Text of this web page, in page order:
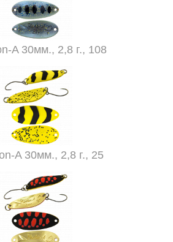
A 30мм., 2,8 г., 108
A 30мм., 2,8 г., 25